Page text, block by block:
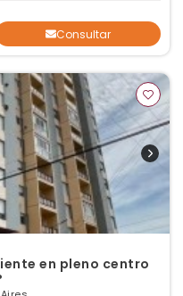
Consultar
en pleno centro